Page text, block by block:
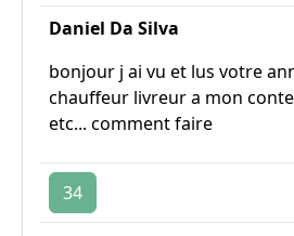
Daniel Da Silva
bonjour j ai vu et lus votre
chauffeur livreur a mon
etc... comment faire
34